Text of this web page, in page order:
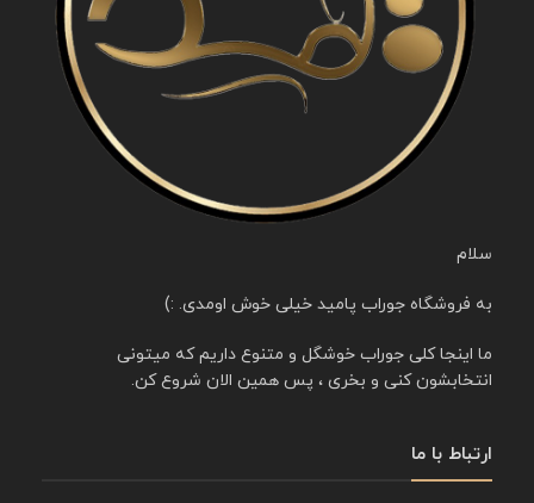
سلام
به فروشگاه جوراب پامید خیلی خوش اومدی. :)
ما اینجا کلی جوراب خوشگل و متنوع داریم که میتونی
انتخابشون کنی و بخری ، پس همین الان شروع کن.
ارتباط با ما